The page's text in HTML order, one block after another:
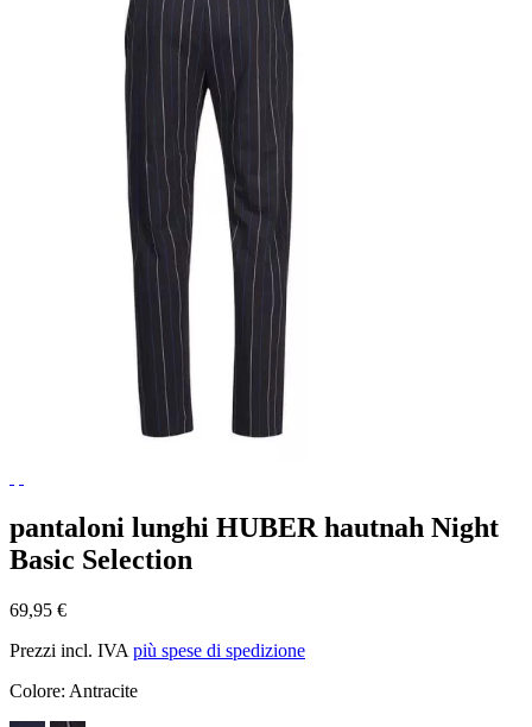
pantaloni lunghi HUBER hautnah Night
Basic Selection
69,95 €
Prezzi incl. IVA più spese di spedizione
Colore: Antracite